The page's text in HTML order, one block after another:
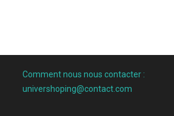
Comment nous nous contacter :
univershoping@contact.com